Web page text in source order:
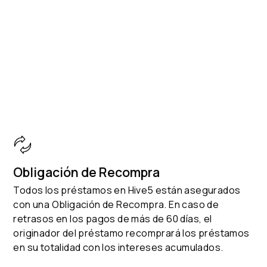
Obligación de Recompra
Todos los préstamos en Hive5 están asegurados
con una Obligación de Recompra. En caso de
retrasos en los pagos de más de 60 días, el
originador del préstamo recomprará los préstamos
en su totalidad con los intereses acumulados.